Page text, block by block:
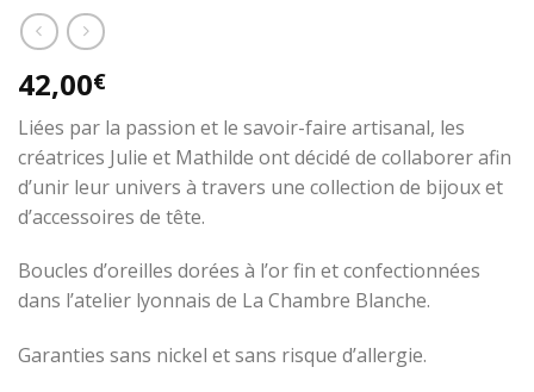
42,00€
Liées par la passion et le savoir-faire artisanal, les
créatrices Julie et Mathilde ont décidé de collaborer afin
d’unir leur univers à travers une collection de bijoux et
d’accessoires de tête.
Boucles d’oreilles dorées à l’or fin et confectionnées
dans l’atelier lyonnais de La Chambre Blanche.
Garanties sans nickel et sans risque d’allergie.